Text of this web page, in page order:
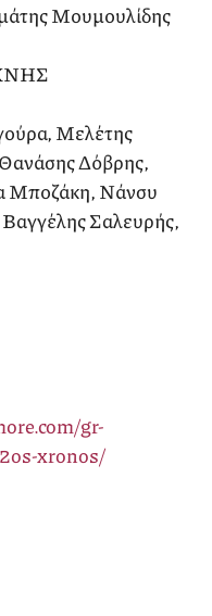
Μουμουλίδης
Μελέτης
Δόβρης,
Μποζάκη, Νάνσυ
Σαλευρής,
gr-
xronos/